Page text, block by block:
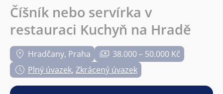
Číšník nebo servírka v
restauraci Kuchyň na Hradě
Hradčany, Praha
38.000 – 50.000 Kč
Plný úvazek, Zkrácený úvazek